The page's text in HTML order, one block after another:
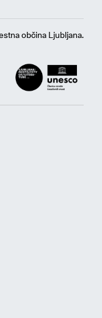
občina Ljubljana.